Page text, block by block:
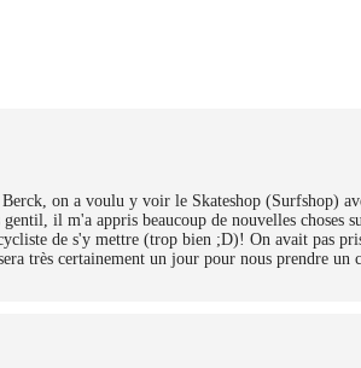
Berck, on a voulu y voir le Skateshop (Surfshop)
il m'a appris beaucoup de nouvelles choses
de s'y mettre (trop bien ;D)! On avait pas
très certainement un jour pour nous prendre